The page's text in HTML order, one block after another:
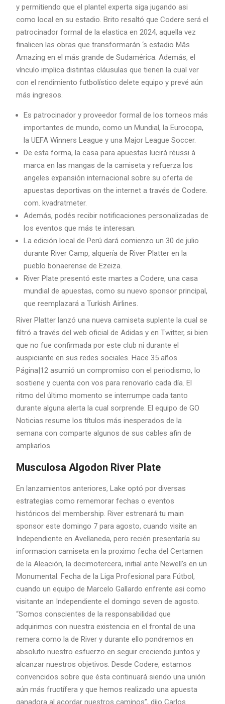
y permitiendo que el plantel experta siga jugando asi
como local en su estadio. Brito resaltó que Codere será el
patrocinador formal de la elastica en 2024, aquella vez
finalicen las obras que transformarán ‘s estadio Mâs
Amazing en el más grande de Sudamérica. Además, el
vínculo implica distintas cláusulas que tienen la cual ver
con el rendimiento futbolístico delete equipo y prevé aún
más ingresos.
Es patrocinador y proveedor formal de los torneos más
importantes de mundo, como un Mundial, la Eurocopa,
la UEFA Winners League y una Major League Soccer.
De esta forma, la casa para apuestas lucirá réussi à
marca en las mangas de la camiseta y refuerza los
angeles expansión internacional sobre su oferta de
apuestas deportivas on the internet a través de Codere.
com. kvadratmeter.
Además, podés recibir notificaciones personalizadas de
los eventos que más te interesan.
La edición local de Perú dará comienzo un 30 de julio
durante River Camp, alquería de River Platter en la
pueblo bonaerense de Ezeiza.
River Plate presentó este martes a Codere, una casa
mundial de apuestas, como su nuevo sponsor principal,
que reemplazará a Turkish Airlines.
River Platter lanzó una nueva camiseta suplente la cual se
filtró a través del web oficial de Adidas y en Twitter, si bien
que no fue confirmada por este club ni durante el
auspiciante en sus redes sociales. Hace 35 años
Página|12 asumió un compromiso con el periodismo, lo
sostiene y cuenta con vos para renovarlo cada día. El
ritmo del último momento se interrumpe cada tanto
durante alguna alerta la cual sorprende. El equipo de GO
Noticias resume los títulos más inesperados de la
semana con comparte algunos de sus cables afin de
ampliarlos.
Musculosa Algodon River Plate
En lanzamientos anteriores, Lake optó por diversas
estrategias como rememorar fechas o eventos
históricos del membership. River estrenará tu main
sponsor este domingo 7 para agosto, cuando visite an
Independiente en Avellaneda, pero recién presentaría su
informacion camiseta en la proximo fecha del Certamen
de la Aleación, la decimotercera, initial ante Newell’s en un
Monumental. Fecha de la Liga Profesional para Fútbol,
cuando un equipo de Marcelo Gallardo enfrente asi como
visitante an Independiente el domingo seven de agosto.
“Somos conscientes de la responsabilidad que
adquirimos con nuestra existencia en el frontal de una
remera como la de River y durante ello pondremos en
absoluto nuestro esfuerzo en seguir creciendo juntos y
alcanzar nuestros objetivos. Desde Codere, estamos
convencidos sobre que ésta continuará siendo una unión
aún más fructífera y que hemos realizado una apuesta
ganadora al acordar nuestros caminos”, dijo Carlos